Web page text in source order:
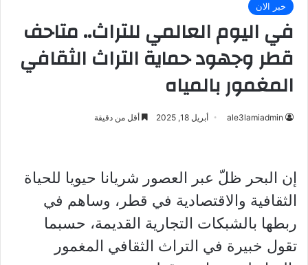
خبر الان
في اليوم العالمي للتراث.. متاحف
قطر وجهود حماية التراث الثقافي
المغمور بالمياه
ale3lamiadmin أبريل 18, 2025 أقل من دقيقة
إن البحر ظلّ عبر العصور شريانا حيويا للحياة
الثقافية والاقتصادية في قطر، وساهم في
ربطها بالشبكات التجارية القديمة، حسبما
تقول خبيرة في التراث الثقافي المغمور